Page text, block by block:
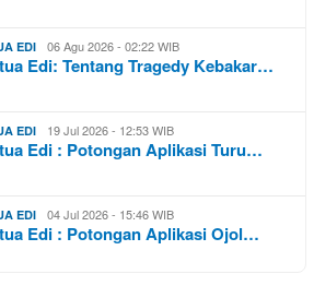
EDI 06 Agu 2026 - 02:22 WIB
Edi: Tentang Tragedy Kebakar…
EDI 19 Jul 2026 - 12:53 WIB
Edi : Potongan Aplikasi Turu…
EDI 04 Jul 2026 - 15:46 WIB
Edi : Potongan Aplikasi Ojol…